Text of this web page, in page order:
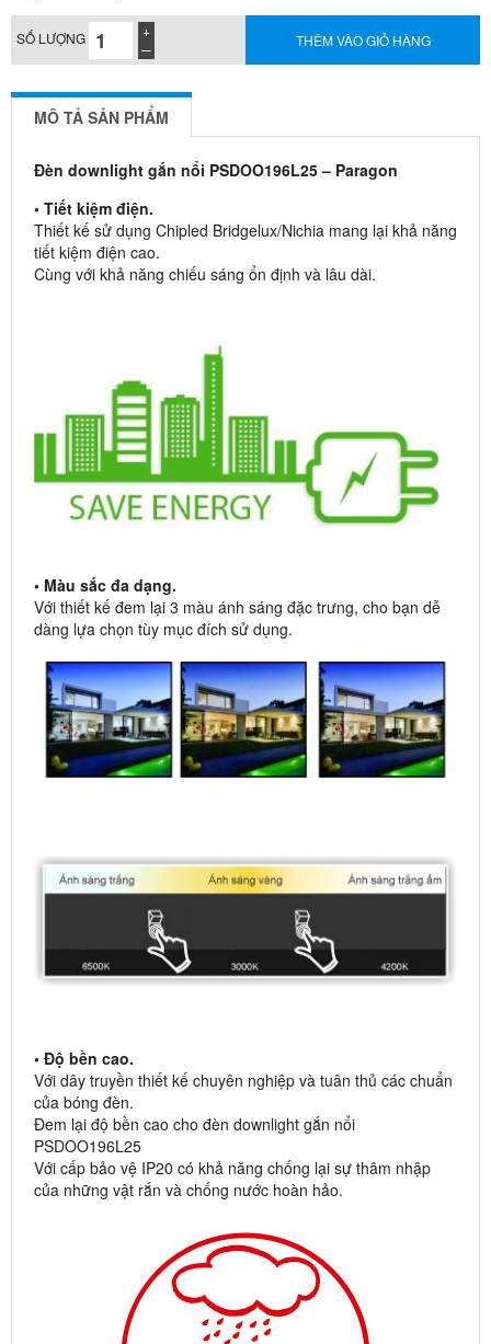
SỐ LƯỢNG THÊM VÀO GIỎ HÀNG
MÔ TẢ SẢN PHẨM
Đèn downlight gắn nổi PSDOO196L25 – Paragon
• Tiết kiệm điện.
Thiết kế sử dụng Chipled Bridgelux/Nichia mang lại khả năng
tiết kiệm điện cao.
Cùng với khả năng chiếu sáng ổn định và lâu dài.
• Màu sắc đa dạng.
Với thiết kế đem lại 3 màu ánh sáng đặc trưng, cho bạn dễ
dàng lựa chọn tùy mục đích sử dụng.
• Độ bền cao.
Với dây truyền thiết kế chuyên nghiệp và tuân thủ các chuẩn
của bóng đèn.
Đem lại độ bền cao cho đèn downlight gắn nổi
PSDOO196L25
Với cấp bảo vệ IP20 có khả năng chống lại sự thâm nhập
của những vật rắn và chống nước hoàn hảo.